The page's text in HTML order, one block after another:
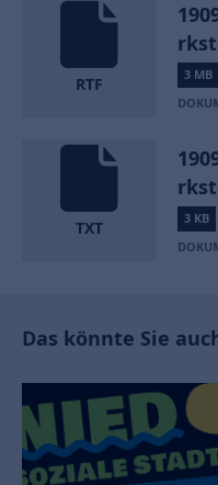
RTF
3 MB
TXT
3 KB
Das könnte Sie